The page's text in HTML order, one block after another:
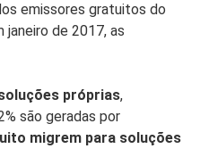
emissores gratuitos do
de 2017, as
próprias,
são geradas por
migrem para soluções